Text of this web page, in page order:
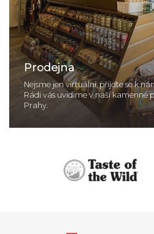
Prodejna
Nejsme jen virtuální, přijďte se k
Rádi vás uvidíme v naší kamenné
Prahy.